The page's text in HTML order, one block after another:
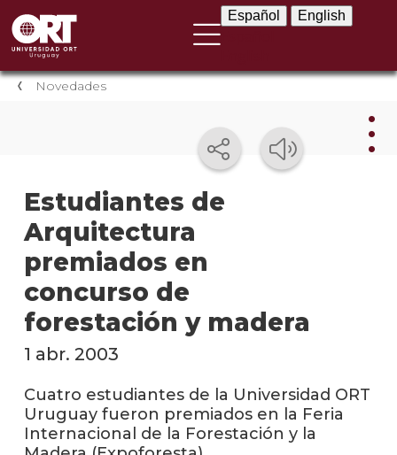
Español English
Novedades
Estudiantes de
Arquitectura
premiados en
concurso de
forestación y madera
1 abr. 2003
Cuatro estudiantes de la Universidad ORT
Uruguay fueron premiados en la Feria
Internacional de la Forestación y la